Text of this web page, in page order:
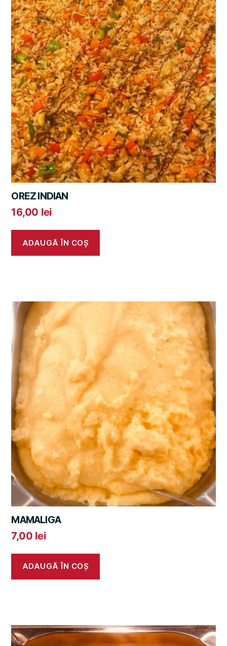
OREZ INDIAN
16,00 lei
ADAUGĂ ÎN COȘ
MAMALIGA
7,00 lei
ADAUGĂ ÎN COȘ